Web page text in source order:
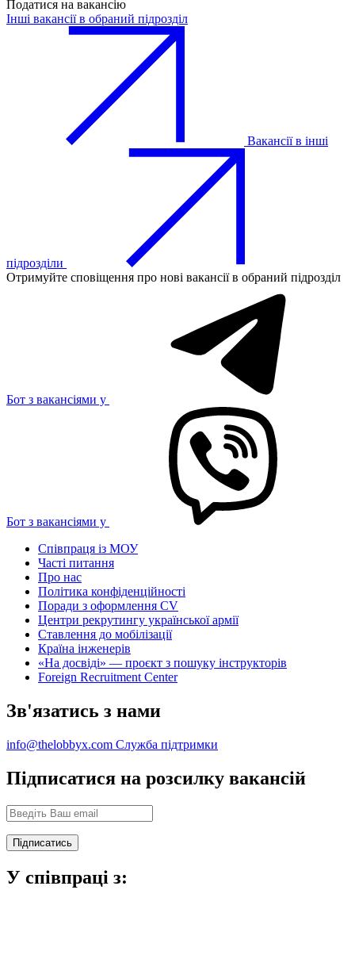
Податися на вакансію
Інші вакансії в обраний підрозділ
Вакансії в інші
підрозділи
Отримуйте сповіщення про нові вакансії в обраний підрозділ
Бот з вакансіями у
Бот з вакансіями у
Співпраця із МОУ
Часті питання
Про нас
Політика конфіденційності
Поради з оформлення CV
Центри рекрутингу української армії
Ставлення до мобілізації
Країна інженерів
«На досвіді» — проєкт з пошуку інструкторів
Foreign Recruitment Center
Зв'язатись з нами
info@thelobbyx.com Служба підтримки
Підписатися на розсилку вакансій
У співпраці з: